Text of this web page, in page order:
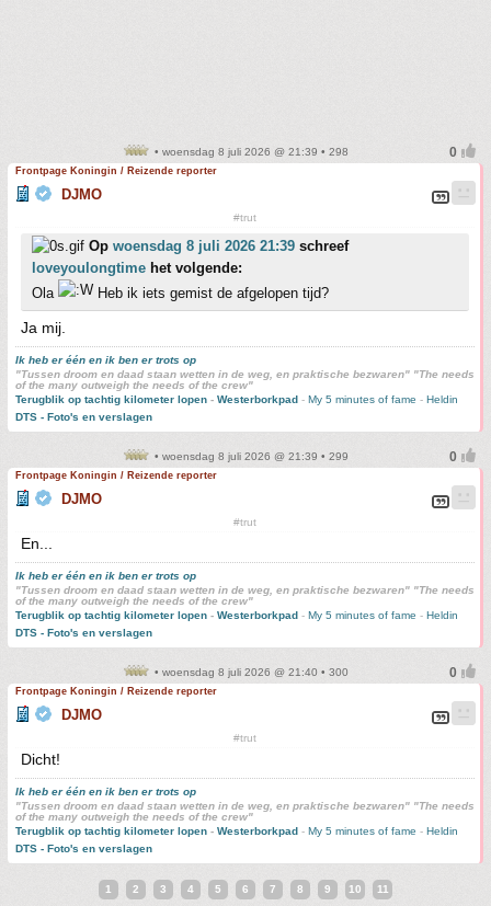
• woensdag 8 juli 2026 @ 21:39 • 298
Frontpage Koningin / Reizende reporter
DJMO
#trut
Op woensdag 8 juli 2026 21:39 schreef
loveyoulongtime het volgende:
Ola
Heb ik iets gemist de afgelopen tijd?
Ja mij.
Ik heb er één en ik ben er trots op
"Tussen droom en daad staan wetten in de weg, en praktische bezwaren" "The needs
of the many outweigh the needs of the crew"
Terugblik op tachtig kilometer lopen - Westerborkpad - My 5 minutes of fame - Heldin
DTS - Foto's en verslagen
• woensdag 8 juli 2026 @ 21:39 • 299
Frontpage Koningin / Reizende reporter
DJMO
#trut
En...
Ik heb er één en ik ben er trots op
"Tussen droom en daad staan wetten in de weg, en praktische bezwaren" "The needs
of the many outweigh the needs of the crew"
Terugblik op tachtig kilometer lopen - Westerborkpad - My 5 minutes of fame - Heldin
DTS - Foto's en verslagen
• woensdag 8 juli 2026 @ 21:40 • 300
Frontpage Koningin / Reizende reporter
DJMO
#trut
Dicht!
Ik heb er één en ik ben er trots op
"Tussen droom en daad staan wetten in de weg, en praktische bezwaren" "The needs
of the many outweigh the needs of the crew"
Terugblik op tachtig kilometer lopen - Westerborkpad - My 5 minutes of fame - Heldin
DTS - Foto's en verslagen
1 2 3 4 5 6 7 8 9 10 11